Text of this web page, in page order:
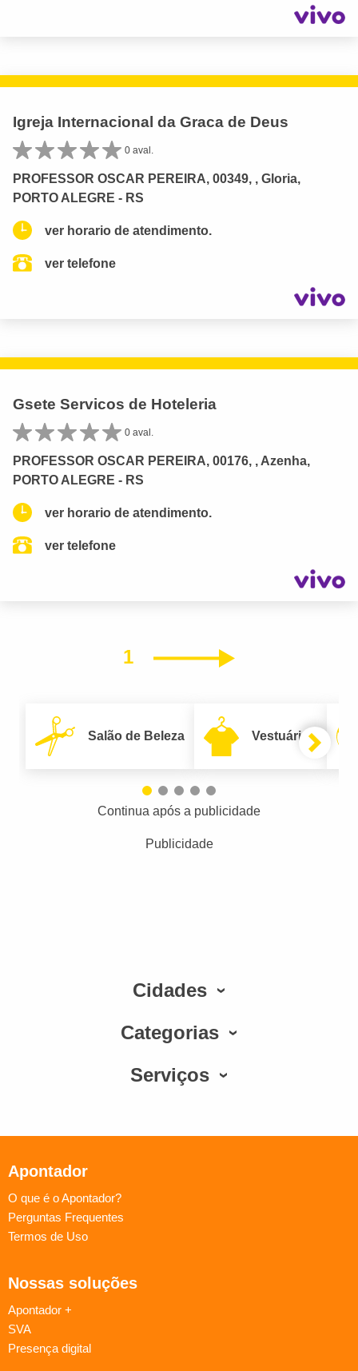
Igreja Internacional da Graca de Deus
0 aval.
PROFESSOR OSCAR PEREIRA, 00349, , Gloria,
PORTO ALEGRE - RS
ver horario de atendimento.
ver telefone
Gsete Servicos de Hoteleria
0 aval.
PROFESSOR OSCAR PEREIRA, 00176, , Azenha,
PORTO ALEGRE - RS
ver horario de atendimento.
ver telefone
1 Próximo
Salão de Beleza Vestuário
Continua após a publicidade
Publicidade
Cidades
Categorias
Serviços
Apontador
O que é o Apontador?
Perguntas Frequentes
Termos de Uso
Nossas soluções
Apontador +
SVA
Presença digital